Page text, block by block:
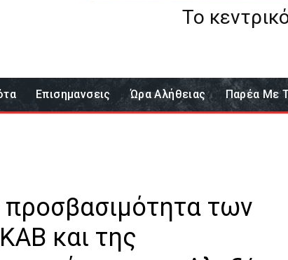
Το
Επισημανσεις Ώρα Αλήθειας Παρέα Με
προσβασιμότητα των
και της